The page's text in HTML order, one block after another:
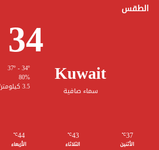
الطقس
Kuwait
سماء صافية
34
80%
3.5 كيلومتر/ساعة
37
℃
الأثنين
43
℃
الثلاثاء
44
℃
الأربعاء